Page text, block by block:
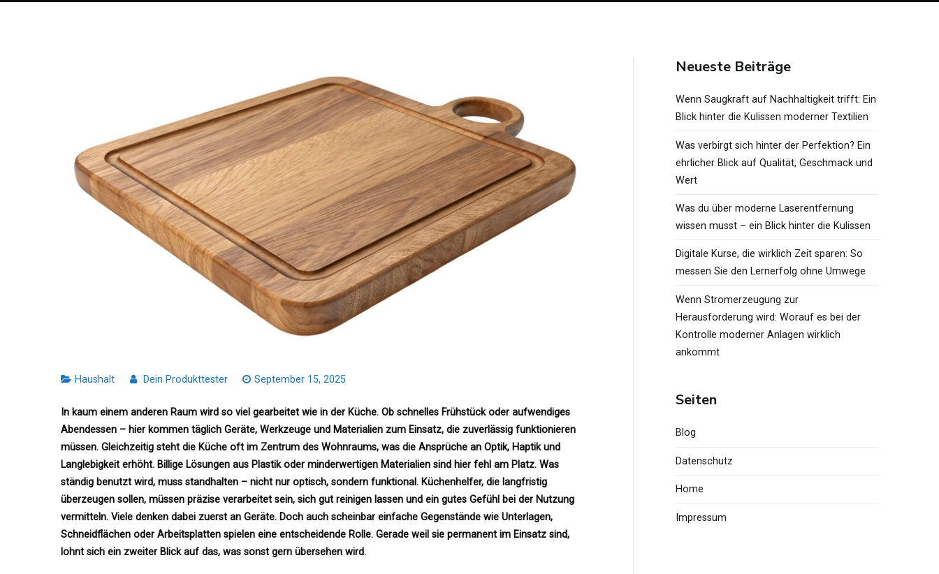
Haushalt Dein Produkttester September 15, 2025
In kaum einem anderen Raum wird so viel gearbeitet wie in der Küche. Ob schnelles Frühstück oder aufwendiges
Abendessen – hier kommen täglich Geräte, Werkzeuge und Materialien zum Einsatz, die zuverlässig funktionieren
müssen. Gleichzeitig steht die Küche oft im Zentrum des Wohnraums, was die Ansprüche an Optik, Haptik und
Langlebigkeit erhöht. Billige Lösungen aus Plastik oder minderwertigen Materialien sind hier fehl am Platz. Was
ständig benutzt wird, muss standhalten – nicht nur optisch, sondern funktional. Küchenhelfer, die langfristig
überzeugen sollen, müssen präzise verarbeitet sein, sich gut reinigen lassen und ein gutes Gefühl bei der Nutzung
vermitteln. Viele denken dabei zuerst an Geräte. Doch auch scheinbar einfache Gegenstände wie Unterlagen,
Schneidflächen oder Arbeitsplatten spielen eine entscheidende Rolle. Gerade weil sie permanent im Einsatz sind,
lohnt sich ein zweiter Blick auf das, was sonst gern übersehen wird.
Neueste Beiträge
Wenn Saugkraft auf Nachhaltigkeit trifft: Ein
Blick hinter die Kulissen moderner Textilien
Was verbirgt sich hinter der Perfektion? Ein
ehrlicher Blick auf Qualität, Geschmack und
Wert
Was du über moderne Laserentfernung
wissen musst – ein Blick hinter die Kulissen
Digitale Kurse, die wirklich Zeit sparen: So
messen Sie den Lernerfolg ohne Umwege
Wenn Stromerzeugung zur
Herausforderung wird: Worauf es bei der
Kontrolle moderner Anlagen wirklich
ankommt
Seiten
Blog
Datenschutz
Home
Impressum